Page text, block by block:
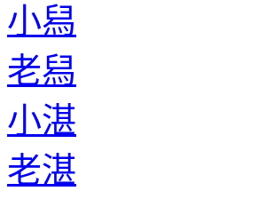
小舄
老舄
小湛
老湛